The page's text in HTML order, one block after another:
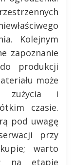
Kolejnym
zapoznanie
produkcji
może
zużycia i
czasie.
pod uwagę
przy
warto
na etapie